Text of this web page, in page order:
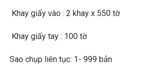
Khay giấy vào : 2 khay x 550 tờ
Khay giấy tay : 100 tờ
Sao chụp liên tục: 1- 999 bản